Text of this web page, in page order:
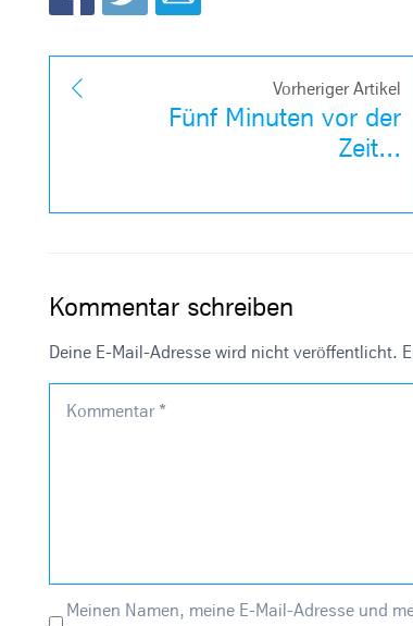
Vorheriger Artikel
Fünf Minuten vor der
Zeit...
Kommentar schreiben
Deine E-Mail-Adresse wird nicht veröffentlicht.
Kommentar *
Meinen Namen, meine E-Mail-Adresse und